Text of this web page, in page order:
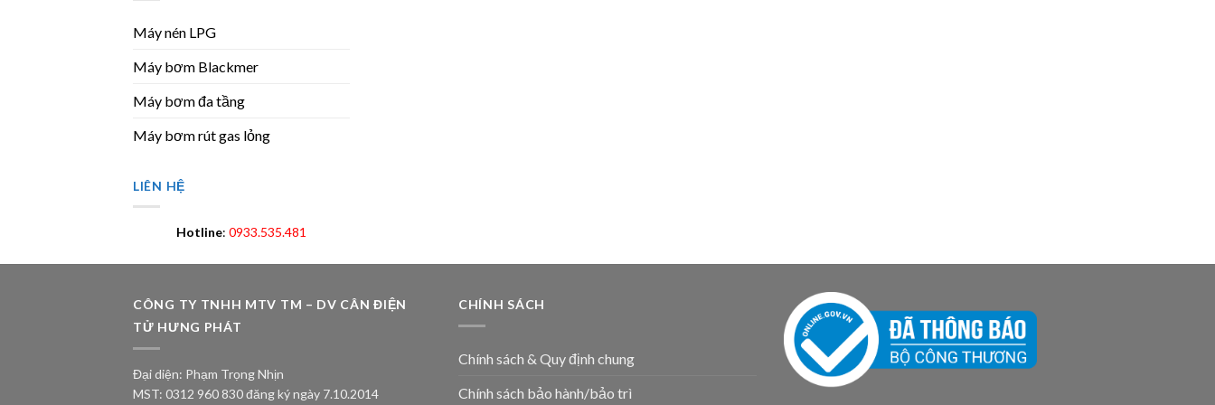
Máy nén LPG
Máy bơm Blackmer
Máy bơm đa tầng
Máy bơm rút gas lỏng
LIÊN HỆ
Hotline: 0933.535.481
CÔNG TY TNHH MTV TM – DV CÂN ĐIỆN
TỬ HƯNG PHÁT
Đại diện: Phạm Trọng Nhịn
MST: 0312 960 830 đăng ký ngày 7.10.2014
CHÍNH SÁCH
Chính sách & Quy định chung
Chính sách bảo hành/bảo trì